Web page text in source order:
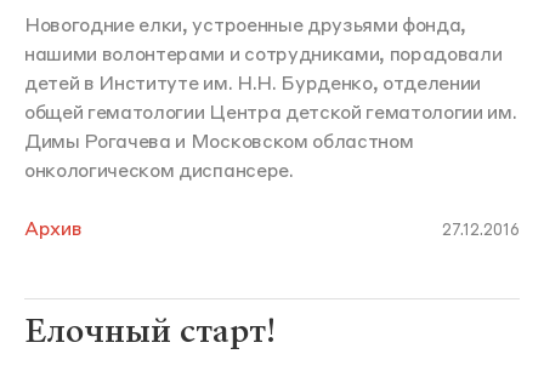
Новогодние елки, устроенные друзьями фонда,
нашими волонтерами и сотрудниками, порадовали
детей в Институте им. Н.Н. Бурденко, отделении
общей гематологии Центра детской гематологии им.
Димы Рогачева и Московском областном
онкологическом диспансере.
Архив 27.12.2016
Елочный старт!